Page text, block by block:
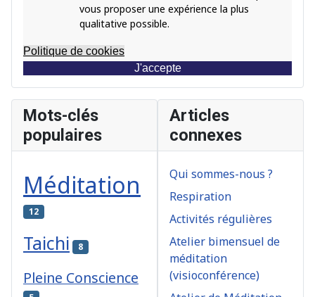
vous proposer une expérience la plus
qualitative possible.
Politique de cookies
J'accepte
Mots-clés
populaires
Méditation
12
Taichi 8
Pleine Conscience
Articles
connexes
Qui sommes-nous ?
Respiration
Activités régulières
Atelier bimensuel de
méditation
(visioconférence)